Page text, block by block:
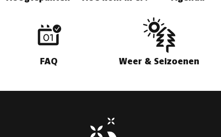
FAQ Weer & Seizoenen